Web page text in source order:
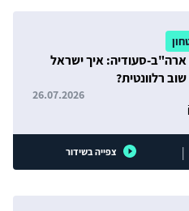
ארה"ב-סעודיה: איך ישראל
רלוונטית?
26.07.2026
| צפייה בשידור